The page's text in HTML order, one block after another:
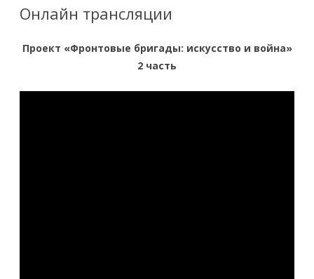
Онлайн трансляции
Проект «Фронтовые бригады: искусство и война»
2 часть